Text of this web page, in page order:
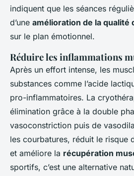
indiquent que les séances
d’une amélioration de la qualité
sur le plan émotionnel.
Réduire les inflammations
Après un effort intense, les
substances comme l’acide
pro-inflammatoires. La
élimination grâce à la double
vasoconstriction puis de
les courbatures, réduit le risque
et améliore la récupération
sportifs, c’est une alternative